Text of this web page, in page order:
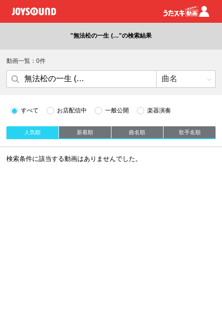
"無法松の一生 (…"の検索結果
動画一覧：0件
すべて お店配信中 一般公開 楽器演奏
人気順 新着順 曲名順 歌手名順
検索条件に該当する動画はありませんでした。